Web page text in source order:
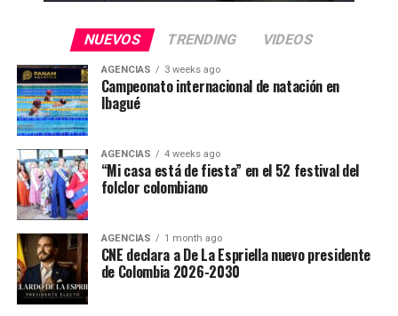
NUEVOS TRENDING VIDEOS
AGENCIAS 3 weeks ago
Campeonato internacional de natación en
Ibagué
AGENCIAS 4 weeks ago
“Mi casa está de fiesta” en el 52 festival del
folclor colombiano
AGENCIAS 1 month ago
CNE declara a De La Espriella nuevo presidente
de Colombia 2026-2030